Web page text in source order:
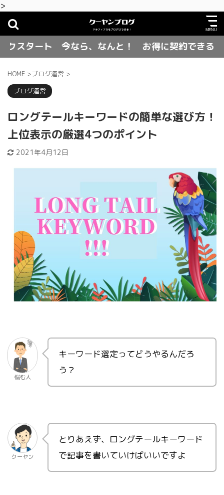
>
今なら、なんと！ お得に契約できるキャンペー
HOME >ブログ運営 >
ブログ運営
ロングテールキーワードの簡単な選び方！
上位表示の厳選4つのポイント
2021年4月12日
悩む人
キーワード選定ってどうやるんだろ
う？
クーヤン
とりあえず、ロングテールキーワード
で記事を書いていけばいいですよ